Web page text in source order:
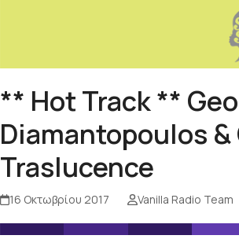
** Hot Track **
Diamantopoulos
Traslucence
16 Οκτωβρίου 2017 Vanilla Radio Team